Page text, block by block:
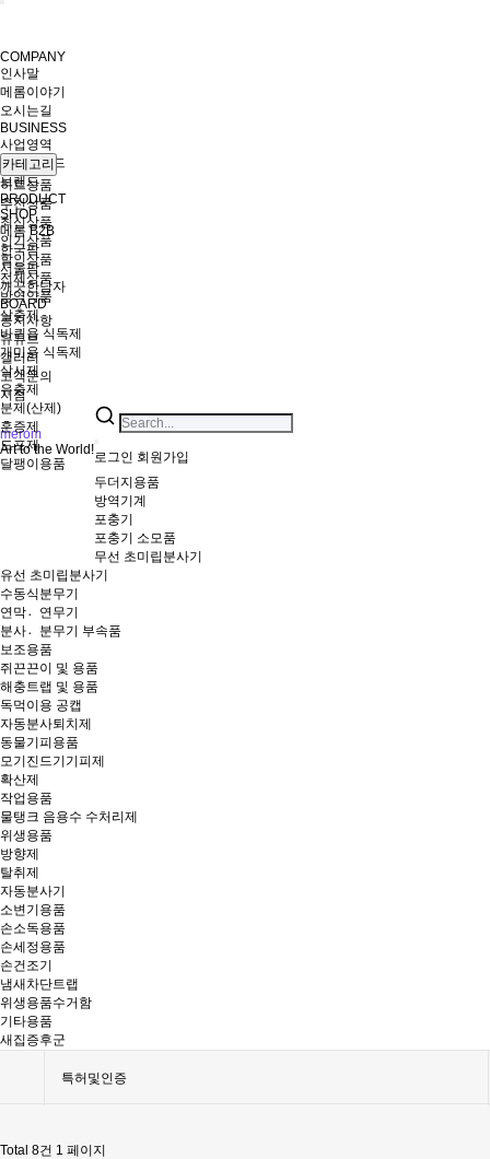
COMPANY
인사말
메롬이야기
오시는길
BUSINESS
사업영역
경영마인드
브랜드
PRODUCT
SHOP
메롬 B2B
한국팜
서울팜
깨끗한남자
BOARD
공지사항
유튜브
갤러리
고객문의
지점
merom
Art to the World!로그인 회원가입
카테고리
히트상품
추천상품
최신상품
인기상품
할인상품
전체상품
방역약품
살충제
바퀴용 식독제
개미용 식독제
살서제
유충제
분제(산제)
훈증제
도포제
달팽이용품
두더지용품
방역기계
포충기
포충기 소모품
무선 초미립분사기
유선 초미립분사기
수동식분무기
연막연〮무기
분사분〮무기 부속품
보조용품
쥐끈끈이 및 용품
해충트랩 및 용품
독먹이용 공캡
자동분사퇴치제
동물기피용품
모기진드기기피제
확산제
작업용품
물탱크 음용수 수처리제
위생용품
방향제
탈취제
자동분사기
소변기용품
손소독용품
손세정용품
손건조기
냄새차단트랩
위생용품수거함
기타용품
새집증후군
특허및인증
Total 8건 1 페이지